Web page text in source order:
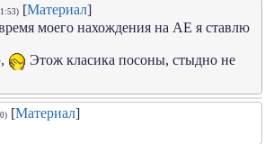
[Материал]
моего нахождения на АЕ я ставлю
,
Этож класика посоны, стыдно не
[Материал]